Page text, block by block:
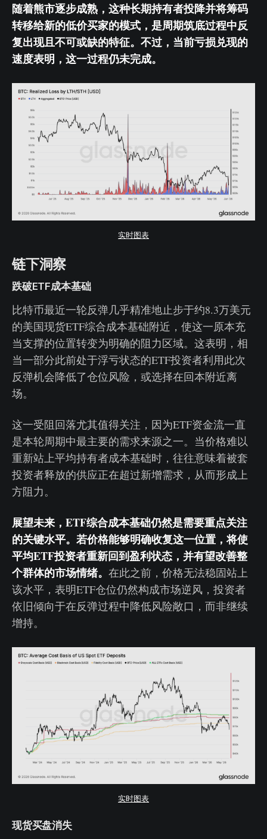
随着熊市逐步成熟，这种长期持有者投降并将筹码
转移给新的低价买家的模式，是周期筑底过程中反
复出现且不可或缺的特征。不过，当前亏损兑现的
速度表明，这一过程仍未完成。
实时图表
链下洞察
跌破ETF成本基础
比特币最近一轮反弹几乎精准地止步于约8.3万美元
的美国现货ETF综合成本基础附近，使这一原本充
当支撑的位置转变为明确的阻力区域。这表明，相
当一部分此前处于浮亏状态的ETF投资者利用此次
反弹机会降低了仓位风险，或选择在回本附近离
场。
这一受阻回落尤其值得关注，因为ETF资金流一直
是本轮周期中最主要的需求来源之一。当价格难以
重新站上平均持有者成本基础时，往往意味着被套
投资者释放的供应正在超过新增需求，从而形成上
方阻力。
展望未来，ETF综合成本基础仍然是需要重点关注
的关键水平。若价格能够明确收复这一位置，将使
平均ETF投资者重新回到盈利状态，并有望改善整
个群体的市场情绪。 在此之前，价格无法稳固站上
该水平，表明ETF仓位仍然构成市场逆风，投资者
依旧倾向于在反弹过程中降低风险敞口，而非继续
增持。
实时图表
现货买盘消失